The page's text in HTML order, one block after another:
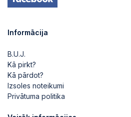
Informācija
B.U.J.
Kā pirkt?
Kā pārdot?
Izsoles noteikumi
Privātuma politika